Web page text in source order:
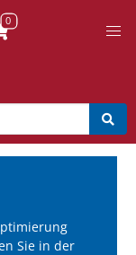
Sie in der